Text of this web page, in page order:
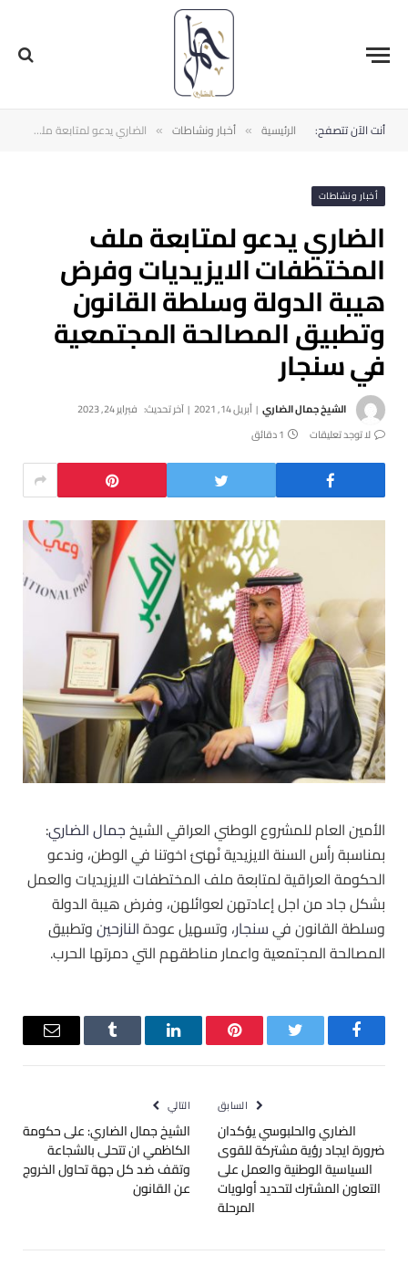
أنت الآن تتصفح: الرئيسية » أخبار ونشاطات » الضاري يدعو لمتابعة ملف المختطفات الايزيديات وفرض هيبة الدولة وسلطة القانون وتطبيق المصالحة المجتمعية في ‫سنجار
أخبار ونشاطات
الضاري يدعو لمتابعة ملف
المختطفات الايزيديات وفرض
هيبة الدولة وسلطة القانون
وتطبيق المصالحة المجتمعية
في ‫سنجار
الشيخ جمال الضاري أبريل 14, 2021 آخر تحديث: فبراير 24, 2023
لا توجد تعليقات
1 دقائق
الأمين العام للمشروع الوطني العراقي الشيخجمال الضاري:
بمناسبة رأس السنة الايزيدية نُهنئ اخوتنا في الوطن، وندعو
الحكومة العراقية لمتابعة ملف المختطفات الايزيديات والعمل
بشكل جاد من اجل إعادتهن لعوائلهن، وفرض هيبة الدولة
وسلطة القانون في ‫سنجار‬، وتسهيل عودة ‫النازحين‬ وتطبيق
المصالحة المجتمعية واعمار مناطقهم التي دمرتها الحرب.
فيسبوك تويتر بينتيريستلينكدإن Tumblr
البريد
السابق
الضاري والحلبوسي يؤكدان
ضرورة ايجاد رؤية مشتركة للقوى
السياسية الوطنية والعمل على
التعاون المشترك لتحديد أولويات
المرحلة
التالي
الشيخ جمال الضاري: على حكومة
الكاظمي ان تتحلى بالشجاعة
وتقف ضد كل جهة تحاول الخروج
عن القانون